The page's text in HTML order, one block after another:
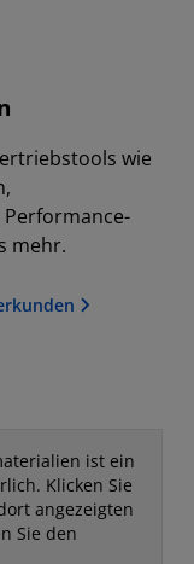
wie
mehr.
ist ein
Klicken Sie
angezeigten
Sie den